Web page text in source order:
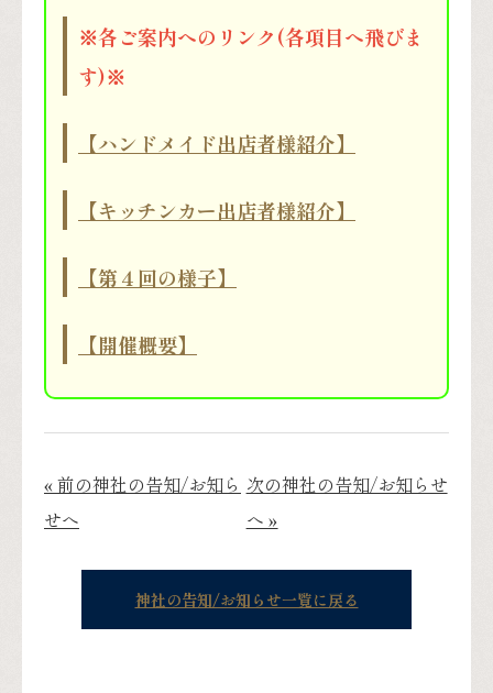
※各ご案内へのリンク(各項目へ飛びま
す)※
【ハンドメイド出店者様紹介】
【キッチンカー出店者様紹介】
【第４回の様子】
【開催概要】
« 前の神社の告知/お知ら
せへ
次の神社の告知/お知らせ
へ »
神社の告知/お知らせ一覧に戻る